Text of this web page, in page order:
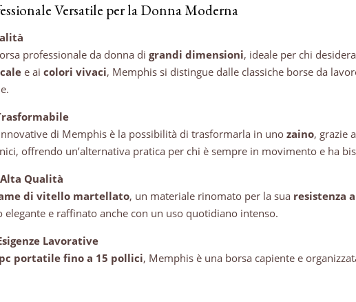
Versatile per la Donna Moderna
professionale da donna di grandi dimensioni, ideale per chi
e ai colori vivaci, Memphis si distingue dalle classiche borse da
di Memphis è la possibilità di trasformarla in uno zaino, grazie
offrendo un’alternativa pratica per chi è sempre in movimento e ha
Qualità
di vitello martellato, un materiale rinomato per la sua resistenza
elegante e raffinato anche con un uso quotidiano intenso.
Lavorative
pc portatile fino a 15 pollici, Memphis è una borsa capiente e